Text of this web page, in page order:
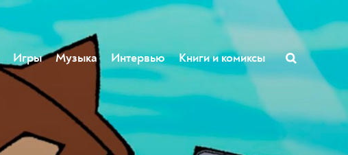
Игры Музыка Интервью Книги и комиксы